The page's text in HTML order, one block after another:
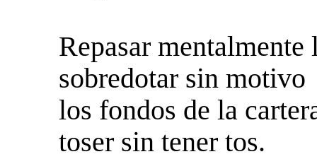
Repasar mentalmente
sobredotar sin motivo
los fondos de la
toser sin tener tos.